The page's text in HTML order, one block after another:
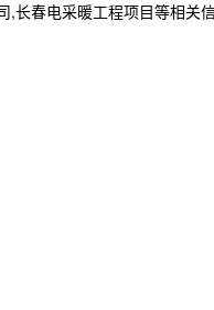
,长春电采暖工程项目等相关